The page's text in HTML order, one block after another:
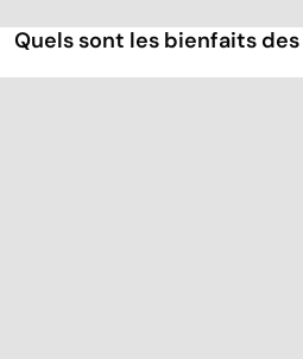
Quels sont les bienfaits des